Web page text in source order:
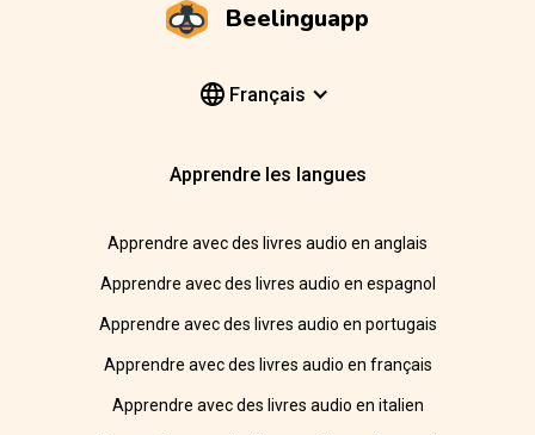
Beelinguapp
Français
Apprendre les langues
Apprendre avec des livres audio en anglais
Apprendre avec des livres audio en espagnol
Apprendre avec des livres audio en portugais
Apprendre avec des livres audio en français
Apprendre avec des livres audio en italien